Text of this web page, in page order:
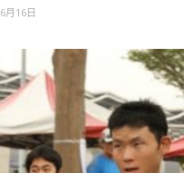
月16日